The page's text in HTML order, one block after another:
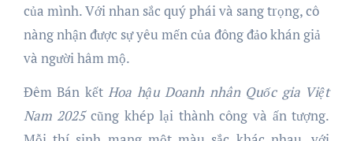
của mình. Với nhan sắc quý phái và sang trọng, cô
nàng nhận được sự yêu mến của đông đảo khán giả
và người hâm mộ.
Đêm Bán kếtHoa hậuDoanh nhân Quốc gia Việt
Nam 2025 cũng khép lại thành công và ấn tượng.